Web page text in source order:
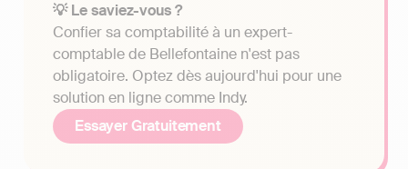
💡 Le saviez-vous ?
Confier sa comptabilité à un expert-
comptable de Bellefontaine n'est pas
obligatoire. Optez dès aujourd'hui pour une
solution en ligne comme Indy.
Essayer Gratuitement